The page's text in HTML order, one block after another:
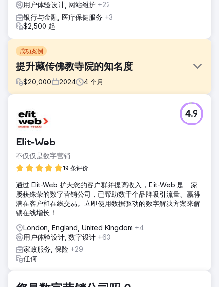
用户体验设计, 网站维护 +22
银行与金融, 医疗保健服务 +3
$2,500 起
成功案例
提升藏传佛教寺院的知名度
$20,000 2024 4 个月
将一个成熟的网站从 Blogspot 迁移到 WordPress，同时不损
害搜索可见性、流量或 URL 权重，并用完全定制的设计替换旧
我们为客户量身定制并搭建了一个 WordPress 网站，然后小
心翼翼地将客户现有的 Blogspot 内容迁移过来，以确保网站
URL，并在需要的地方实施了精准的 301 重定向。此外，我们
还开发了一套基于人工智能的翻译工作流程，为客户提供了一
种可扩展的方式，使其能够以多种语言提供多语言内容。
重新设计的网站帮助客户获得了超过100万次的浏览量，并将
月点击量从约1万次提升至约3万次。除了搜索排名的提升，客
户还收到了用户对网站设计和易用性的积极反馈。该项目增强
了客户的数字化影响力，提高了用户体验，并为其未来的发展
Elit-Web
不仅仅是数字营销
19 条评价
4.9
通过 Elit-Web 扩大您的客户群并提高收入，Elit-Web 是一家
屡获殊荣的数字营销公司，已帮助数千个品牌吸引流量、赢得
潜在客户和在线交易。立即使用数据驱动的数字解决方案来解
锁在线增长！
London, England, United Kingdom +4
用户体验设计, 数字设计 +63
家政服务, 保险 +29
任何